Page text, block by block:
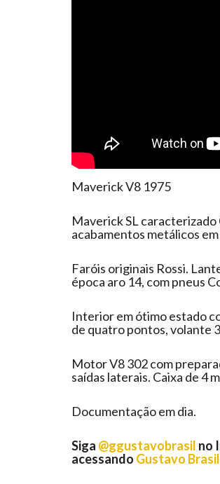
Maverick V8 1975
Maverick SL caracterizado
acabamentos metálicos
Faróis originais Rossi.
época aro 14, com pneus
Interior em ótimo estado
de quatro pontos, volante
Motor V8 302 com
saídas laterais. Caixa de 4
Documentação em dia.
Siga @ggustavobrasil no
acessando Gustavo